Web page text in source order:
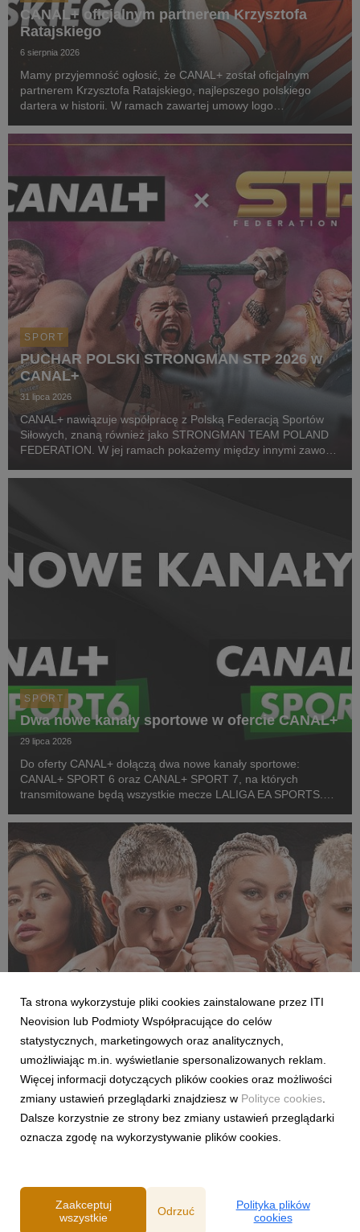
CANAL+ oficjalnym partnerem Krzysztofa
Ratajskiego
6 sierpnia 2026
Mamy przyjemność ogłosić, że CANAL+ został oficjalnym
partnerem Krzysztofa Ratajskiego, najlepszego polskiego
dartera w historii. W ramach zawartej umowy logo
startowych naszego zawodnika podczas
SPORT
PUCHAR POLSKI STRONGMAN STP 2026 w
CANAL+
31 lipca 2026
CANAL+ nawiązuje współpracę z Polską Federacją Sportów
Siłowych, znaną również jako STRONGMAN TEAM POLAND
FEDERATION. W jej ramach pokażemy między innymi zawody
Pierwszym wydarzeniem prezentowanym w CANAL+ SPORT 5
SPORT
Dwa nowe kanały sportowe w ofercie CANAL+
29 lipca 2026
Do oferty CANAL+ dołączą dwa nowe kanały sportowe:
CANAL+ SPORT 6 oraz CANAL+ SPORT 7, na których
transmitowane będą wszystkie mecze LALIGA EA SPORTS.
pierwszej kolejki sezonu 2026/27 ligi hiszpańskiej, po formaln...
SPORT
Pełne walki półfinałowe „Projekt Fighter” już
w serwisie streamingowym CANAL+
29 lipca 2026
W serwisie streamingowym CANAL+ opublikowano dodatkowy,
bonusowy odcinek programu „Projekt Fighter”. Odpowiadając
na oczekiwania fanów MMA, CANAL+ udostępnił pełny
Ta strona wykorzystuje pliki cookies zainstalowane przez ITI
Neovision lub Podmioty Współpracujące do celów
statystycznych, marketingowych oraz analitycznych,
umożliwiając m.in. wyświetlanie spersonalizowanych reklam.
Więcej informacji dotyczących plików cookies oraz możliwości
zmiany ustawień przeglądarki znajdziesz w Polityce cookies
Dalsze korzystnie ze strony bez zmiany ustawień przeglądarki
oznacza zgodę na wykorzystywanie plików cookies.
Zaakceptuj
wszystkie
Odrzuć
Polityka plików
cookies